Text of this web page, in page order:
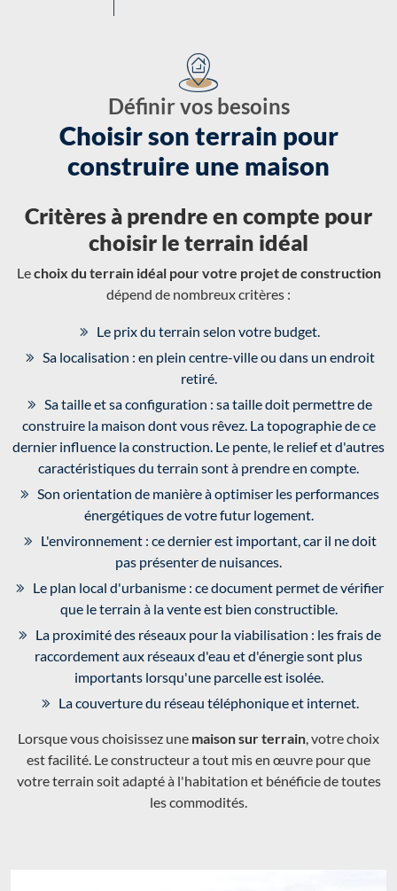
Définir vos besoins
Choisir son terrain pour
construire une maison
Critères à prendre en compte pour
choisir le terrain idéal
Lechoix du terrain idéal pour votre projet de construction
dépend de nombreux critères :
Le prix du terrain selon votre budget.
Sa localisation : en plein centre-ville ou dans un endroit
retiré.
Sa taille et sa configuration : sa taille doit permettre de
construire la maison dont vous rêvez. La topographie de ce
dernier influence la construction. Le pente, le relief et d'autres
caractéristiques du terrain sont à prendre en compte.
Son orientation de manière à optimiser les performances
énergétiques de votre futur logement.
L'environnement : ce dernier est important, car il ne doit
pas présenter de nuisances.
Le plan local d'urbanisme : ce document permet de vérifier
que le terrain à la vente est bien constructible.
La proximité des réseaux pour la viabilisation : les frais de
raccordement aux réseaux d'eau et d'énergie sont plus
importants lorsqu'une parcelle est isolée.
La couverture du réseau téléphonique et internet.
Lorsque vous choisissez une maison sur terrain , votre choix
est facilité. Le constructeur a tout mis en œuvre pour que
votre terrain soit adapté à l'habitation et bénéficie de toutes
les commodités.